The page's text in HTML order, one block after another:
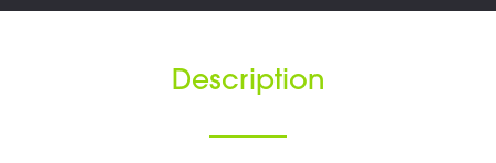
Description